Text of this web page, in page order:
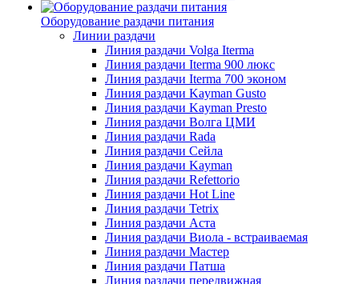
Оборудование раздачи питания
Линии раздачи
Линия раздачи Volga Iterma
Линия раздачи Iterma 900 люкс
Линия раздачи Iterma 700 эконом
Линия раздачи Kayman Gusto
Линия раздачи Kayman Presto
Линия раздачи Волга ЦМИ
Линия раздачи Rada
Линия раздачи Сейла
Линия раздачи Kayman
Линия раздачи Refettorio
Линия раздачи Hot Line
Линия раздачи Tetrix
Линия раздачи Аста
Линия раздачи Виола - встраиваемая
Линия раздачи Мастер
Линия раздачи Патша
Линия раздачи передвижная